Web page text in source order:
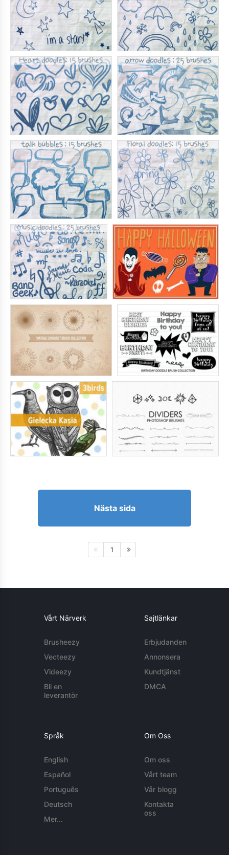
Nästa sida
1
Vårt Närverk
Brusheezy
Vecteezy
Videezy
Bli en
leverantör
Sajtlänkar
Erbjudanden
Annonsera
Kundtjänst
DMCA
Språk
English
Español
Português
Deutsch
Mer...
Om Oss
Om oss
Vårt team
Vår blogg
Kontakta
oss